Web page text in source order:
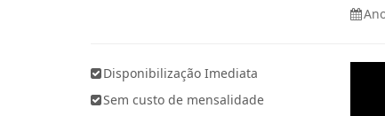
Disponibilização Imediata
Sem custo de mensalidade